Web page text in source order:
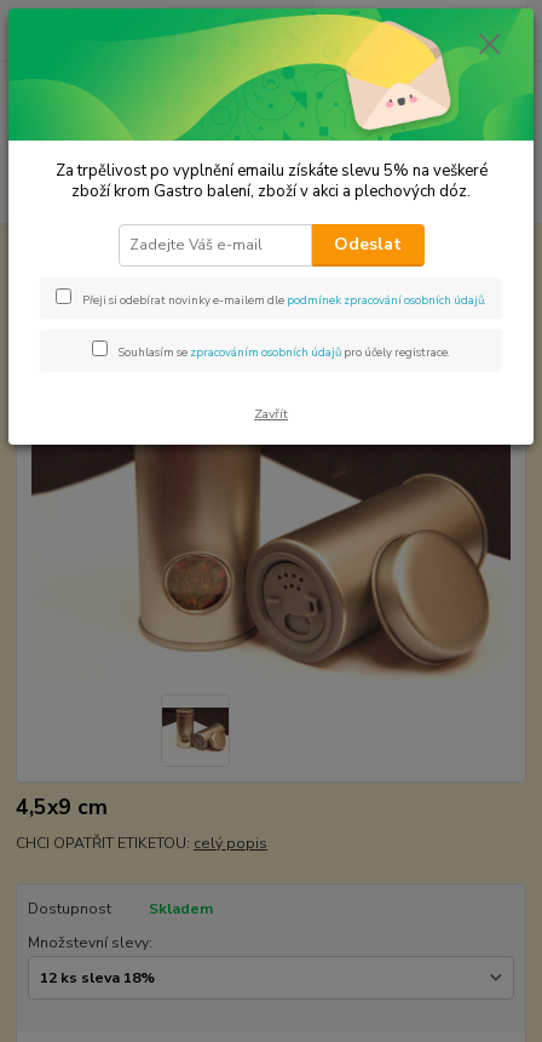
Menu
Hledat
ks
za 0,00 Kč
Plechové dózy - kořenky Kořenka s okénkem - 140 ml.
Kořenka s okénkem - 140 ml.
4,5x9 cm
CHCI OPATŘIT ETIKETOU: celý popis
Dostupnost
Skladem
Množstevní slevy:
Za trpělivost po vyplnění emailu získáte slevu 5% na veškeré
zboží krom Gastro balení, zboží v akci a plechových dóz.
Odeslat
Přeji si odebírat novinky e-mailem dle podmínek zpracování osobních údajů
Souhlasím se zpracováním osobních údajů pro účely registrace.
Zavřít